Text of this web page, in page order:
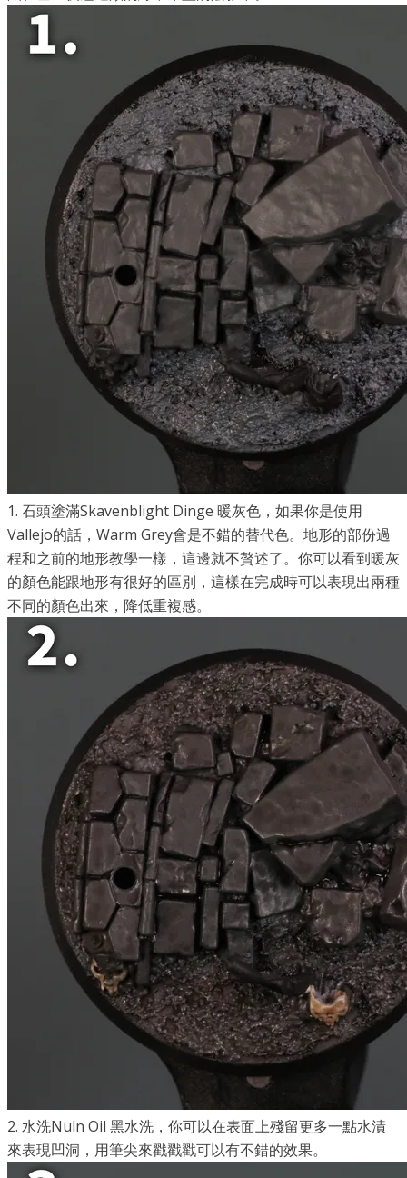
1. 石頭塗滿Skavenblight Dinge 暖灰色，如果你是使用
Vallejo的話， Warm Grey會是不錯的替代色。地形的部份過
程和之前的地形教學一樣，這邊就不贅述了。你可以看到暖灰
的顏色能跟地形有很好的區別，這樣在完成時可以表現出兩種
不同的顏色出來，降低重複感。
2. 水洗Nuln Oil 黑水洗，你可以在表面上殘留更多一點水漬
來表現凹洞，用筆尖來戳戳戳可以有不錯的效果。